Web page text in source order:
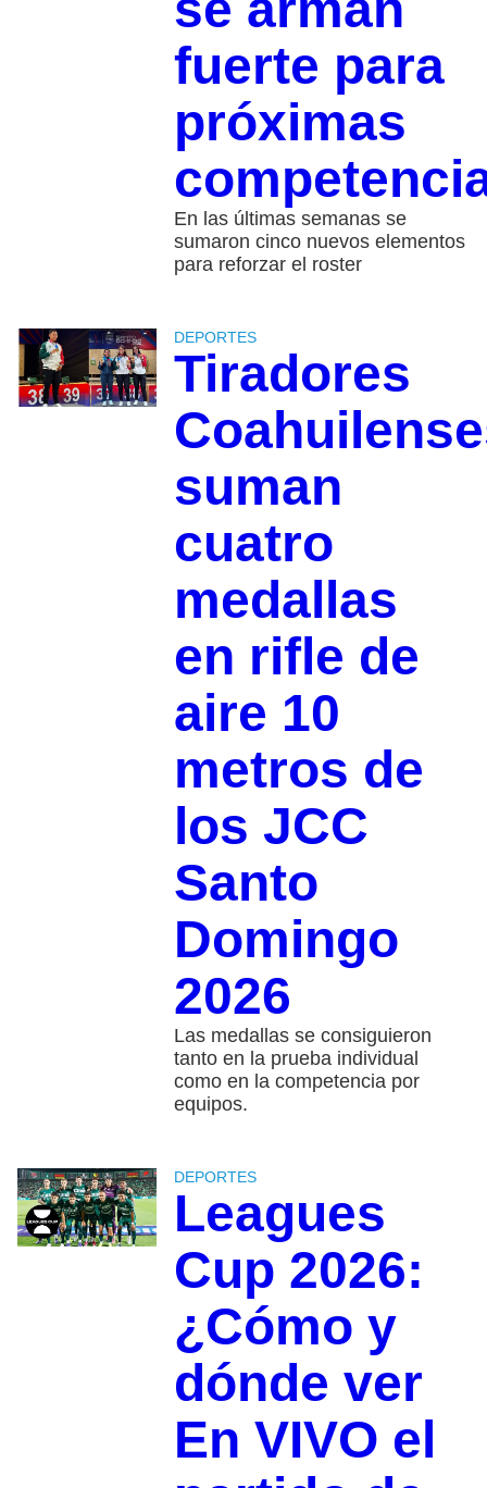
fuerte para
próximas
En las últimas semanas se
sumaron cinco nuevos elementos
para reforzar el roster
DEPORTES
Tiradores
suman
cuatro
medallas
en rifle de
aire 10
metros de
los JCC
Santo
Domingo
2026
Las medallas se consiguieron
tanto en la prueba individual
como en la competencia por
equipos.
DEPORTES
Leagues
Cup 2026:
¿Cómo y
dónde ver
En VIVO el